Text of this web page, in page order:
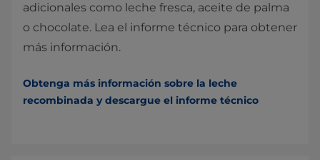
adicionales como leche fresca, aceite de palma
o chocolate. Lea el informe técnico para obtener
más información.
Obtenga más información sobre la leche
recombinada y descargue el informe técnico